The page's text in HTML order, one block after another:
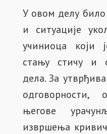
У овом делу
и ситуације
учиниоца који
стању стичу и
дела. За
његове
извршења